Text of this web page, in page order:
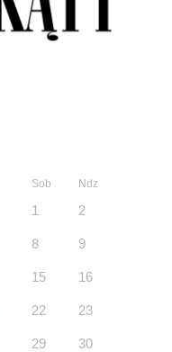
Sob Ndz
1 2
8 9
15 16
22 23
29 30